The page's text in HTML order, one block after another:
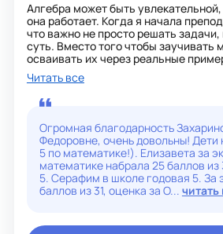
Алгебра может быть увлекательной,
она работает. Когда я начала
что важно не просто решать
суть. Вместо того чтобы
осваивать их через реальные
помогу вам научиться решать
уравнения и упростить каждое
действие, чтобы на экзамене вы
лучший результат.
Читать все
Огромная благодарность
Федоровне, очень довольны! Дети
5 по математике!). Елизавета за
математике набрала 25 баллов из
5. Серафим в школе годовая 5. За
баллов из 31, оценка за О... читать